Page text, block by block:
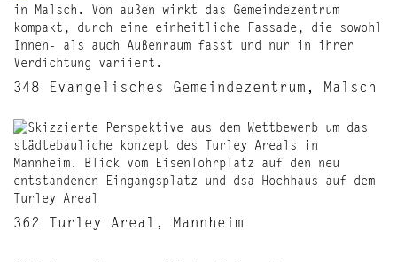
348 Evangelisches Gemeindezentrum, Malsch
362 Turley Areal, Mannheim